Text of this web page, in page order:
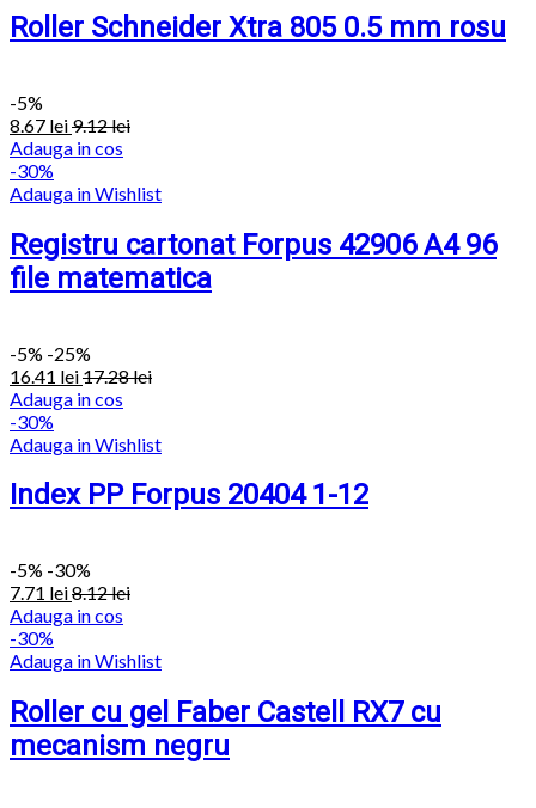
Roller Schneider Xtra 805 0.5 mm rosu
-5%
8.67 lei9.12lei
Adauga in cos
-30%
Adauga in Wishlist
Registru cartonat Forpus 42906 A4 96
file matematica
-5% -25%
16.41 lei17.28lei
Adauga in cos
-30%
Adauga in Wishlist
Index PP Forpus 20404 1-12
-5% -30%
7.71 lei8.12lei
Adauga in cos
-30%
Adauga in Wishlist
Roller cu gel Faber Castell RX7 cu
mecanism negru